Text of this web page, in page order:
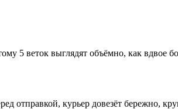
5 веток выглядят объёмно, как вдвое
отправкой, курьер довезёт бережно,